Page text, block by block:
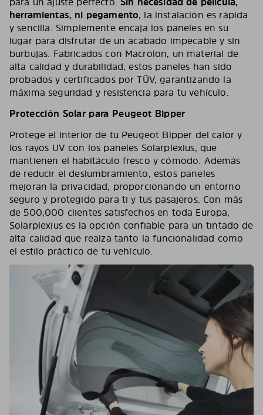
herramientas, ni pegamento, la instalación es rápida
y sencilla. Simplemente encaja los paneles en su
lugar para disfrutar de un acabado impecable y sin
burbujas. Fabricados con Macrolon, un material de
alta calidad y durabilidad, estos paneles han sido
probados y certificados por TÜV, garantizando la
máxima seguridad y resistencia para tu vehículo.
Protección Solar para Peugeot Bipper
Protege el interior de tu Peugeot Bipper del calor y
los rayos UV con los paneles Solarplexius, que
mantienen el habitáculo fresco y cómodo. Además
de reducir el deslumbramiento, estos paneles
mejoran la privacidad, proporcionando un entorno
seguro y protegido para ti y tus pasajeros. Con más
de 500,000 clientes satisfechos en toda Europa,
Solarplexius es la opción confiable para un tintado de
alta calidad que realza tanto la funcionalidad como
el estilo práctico de tu vehículo.